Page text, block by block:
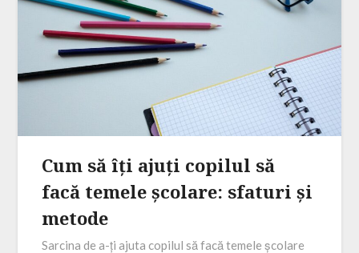
Cum să îți ajuți copilul să
facă temele școlare: sfaturi și
metode
Sarcina de a-ți ajuta copilul să facă temele școlare